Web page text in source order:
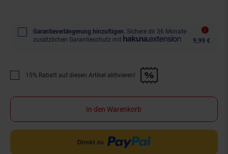
Garantieverlängerung hinzufügen. Sichere dir 36 Monate
zusätzlichen Garantieschutz mit
9,99 €
Promotion "15% Rabatt auf diesen Artikel aktivieren!" anwenden
15% Rabatt auf diesen Artikel aktivieren!
In den Warenkorb